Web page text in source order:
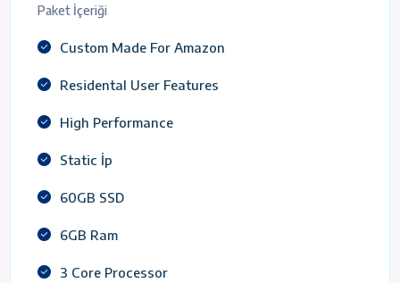
Paket İçeriği
Custom Made For Amazon
Residental User Features
High Performance
Static İp
60GB SSD
6GB Ram
3 Core Processor